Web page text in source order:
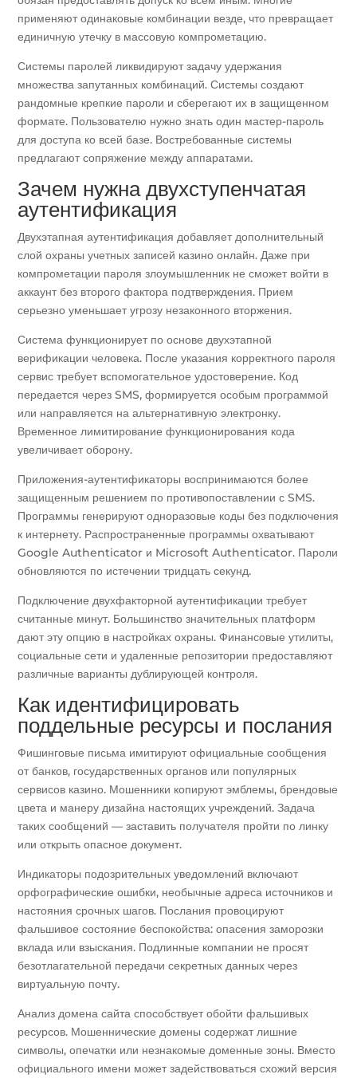
применяют одинаковые комбинации везде, что превращает
единичную утечку в массовую компрометацию.
Системы паролей ликвидируют задачу удержания
множества запутанных комбинаций. Системы создают
рандомные крепкие пароли и сберегают их в защищенном
формате. Пользователю нужно знать один мастер-пароль
для доступа ко всей базе. Востребованные системы
предлагают сопряжение между аппаратами.
Зачем нужна двухступенчатая
аутентификация
Двухэтапная аутентификация добавляет дополнительный
слой охраны учетных записей казино онлайн. Даже при
компрометации пароля злоумышленник не сможет войти в
аккаунт без второго фактора подтверждения. Прием
серьезно уменьшает угрозу незаконного вторжения.
Система функционирует по основе двухэтапной
верификации человека. После указания корректного пароля
сервис требует вспомогательное удостоверение. Код
передается через SMS, формируется особым программой
или направляется на альтернативную электронку.
Временное лимитирование функционирования кода
увеличивает оборону.
Приложения-аутентификаторы воспринимаются более
защищенным решением по противопоставлении с SMS.
Программы генерируют одноразовые коды без подключения
к интернету. Распространенные программы охватывают
Google Authenticator и Microsoft Authenticator. Пароли
обновляются по истечении тридцать секунд.
Подключение двухфакторной аутентификации требует
считанные минут. Большинство значительных платформ
дают эту опцию в настройках охраны. Финансовые утилиты,
социальные сети и удаленные репозитории предоставляют
различные варианты дублирующей контроля.
Как идентифицировать
поддельные ресурсы и послания
Фишинговые письма имитируют официальные сообщения
от банков, государственных органов или популярных
сервисов казино. Мошенники копируют эмблемы, брендовые
цвета и манеру дизайна настоящих учреждений. Задача
таких сообщений — заставить получателя пройти по линку
или открыть опасное документ.
Индикаторы подозрительных уведомлений включают
орфографические ошибки, необычные адреса источников и
настояния срочных шагов. Послания провоцируют
фальшивое состояние беспокойства: опасения заморозки
вклада или взыскания. Подлинные компании не просят
безотлагательной передачи секретных данных через
виртуальную почту.
Анализ домена сайта способствует обойти фальшивых
ресурсов. Мошеннические домены содержат лишние
символы, опечатки или незнакомые доменные зоны. Вместо
официального имени может задействоваться схожий версия